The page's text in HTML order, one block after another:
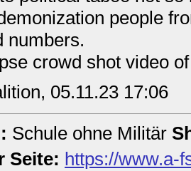
people
numbers.
crowd shot video
05.11.23 17:06
Schule ohne Militär
Seite: https://www.a-